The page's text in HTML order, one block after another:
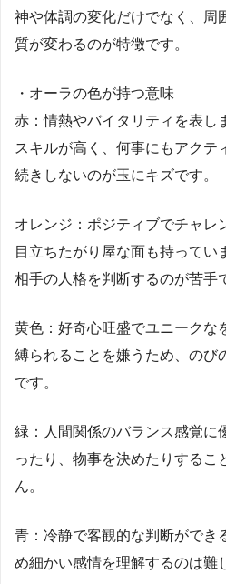
神や体調の変化だけでなく、周
質が変わるのが特徴です。
・オーラの色が持つ意味
赤：情熱やバイタリティを表し
スキルが高く、何事にもアクテ
続きしないのが玉にキズです。
オレンジ：ポジティブでチャレ
目立ちたがり屋な面も持ってい
相手の人格を判断するのが苦手
黄色：好奇心旺盛でユニークな
縛られることを嫌うため、のび
です。
緑：人間関係のバランス感覚に
ったり、物事を決めたりするこ
ん。
青：冷静で客観的な判断ができ
め細かい感情を理解するのは難